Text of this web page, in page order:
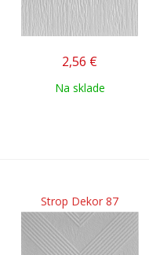
2,56 €
Na sklade
Strop Dekor 87